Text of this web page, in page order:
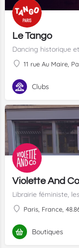
Le Tango
11 rue Au Maire,
Clubs
Violette And Co
Librairie féministe,
Paris, France,
Boutiques